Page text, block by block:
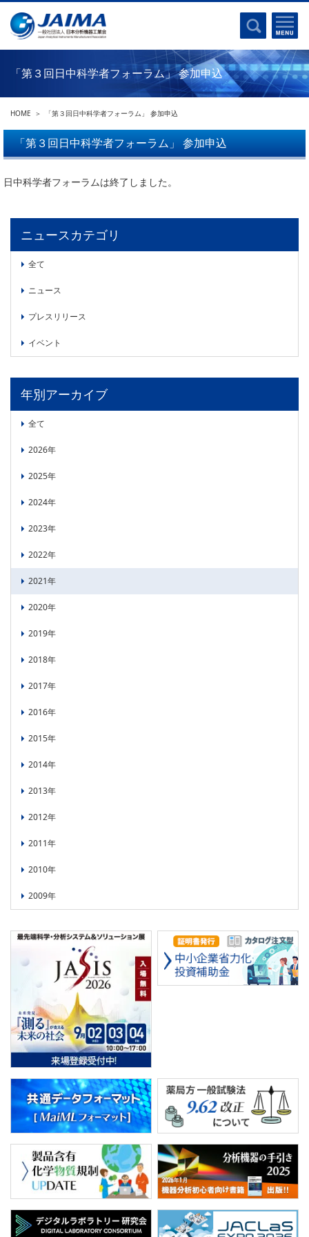
事業計画書
沿革
採用
関連リンク
JAIMAの取り組み
中小企業経営強化税制
製品含有化学物質規制 UPDATE
刊行物のご案内
委員会活動
協力企業との適正取引の推進
分析用X線検査装置他PCB廃棄物処理について
会員会社
会員リスト
入会のご案内
プレスリリース
はじめに
電磁波(光)
クロマトグラフ
質量分析
電子顕微鏡
熱分析
電気化学
磁気共鳴
食品
ライフサイエンス
「第３回日中科学者フォーラム」 参加申込
HOME 「第３回日中科学者フォーラム」 参加申込
「第３回日中科学者フォーラム」 参加申込
日中科学者フォーラムは終了しました。
ニュースカテゴリ
全て
ニュース
プレスリリース
イベント
年別アーカイブ
全て
2026年
2025年
2024年
2023年
2022年
2021年
2020年
2019年
2018年
2017年
2016年
2015年
2014年
2013年
2012年
2011年
2010年
2009年